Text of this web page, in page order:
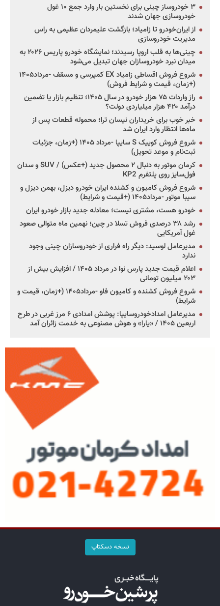
۳ خودروساز چینی برای نخستین بار وارد جمع ۱۰ غول
خودروسازی جهان شدند
از ایران‌خودرو تا زامیاد؛ بازگشت علیمردان عظیمی به راس
مدیریت خودروسازی
چینی‌ها به قلب اروپا رسیدند؛ نمایشگاه خودرو پاریس ۲۰۲۶ به
میدان نبرد خودروسازان جهان تبدیل می‌شود
شروع فروش اقساطی زامیاد EX کمپرسی و مسقف -مرداد۱۴۰۵
(+زمان، قیمت و شرایط فروش)
راز واردات ۷۵ هزار خودرو در سال ۱۴۰۵؛ تنظیم بازار یا تضمین
درآمد ۴۲۰ هزار میلیاردی دولت؟
خبر خوب برای خریداران نیسان ترا؛ محموله قطعات پس از
ماه‌ها انتظار وارد ایران شد
شروع فروش کوییک S سایپا -مرداد ۱۴۰۵ (+زمان، جزئیات
ثبت‌نام و موعد تحویل)
کرمان موتور به دنبال ۲ محصول جدید (+عکس) / SUV و سدان
فول‌سایز روی پلتفرم KP2
شروع فروش کامیون و کشنده ایران خودرو دیزل، بهمن دیزل و
سیبا موتور -مرداد۱۴۰۵ (+قیمت و شرایط)
خودرو هست، مشتری نیست؛ معادله جدید بازار خودرو ایران
رشد ۳۸ درصدی فروش تسلا در چین؛ نهمین ماه متوالی صعود
غول آمریکایی
مدیرعامل لوسید: دیگر راه فراری از خودروسازان چینی وجود
ندارد
اعلام قیمت جدید پارس نوا در مرداد ۱۴۰۵ / افزایش بیش از
۲۰۳ میلیون تومانی
شروع فروش کشنده و کامیون فاو -مرداد۱۴۰۵ (+زمان، قیمت و
شرایط)
مدیرعامل امدادخودروسایپا: پوشش امدادی ۶ مرز غربی در طرح
اربعین ۱۴۰۵ / «یارا» و هوش مصنوعی به خدمت زائران آمد
نسخه دسکتاپ